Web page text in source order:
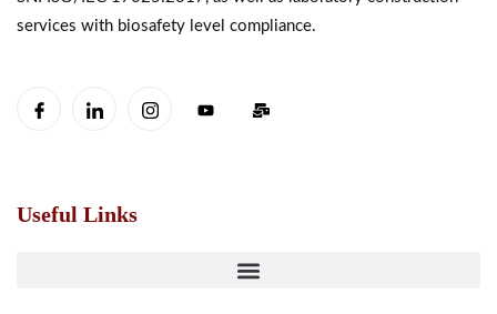
services with biosafety level compliance.
Useful Links